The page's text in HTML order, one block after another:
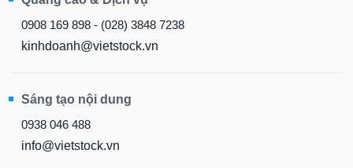
0908 169 898 - (028) 3848 7238
kinhdoanh@vietstock.vn
Sáng tạo nội dung
0938 046 488
info@vietstock.vn